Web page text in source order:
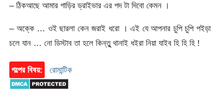
– ঠিকআছে আমার গাড়ির ড্রাইভার এর পদ টা দিবো কেমন ।
– অক্কে … ওই ছারলা কেন জরাই ধরো । এই যে আপনার চুপি চুপি পইড়া
চলে যান … নো ডিস্টাব তা হলে কিন্তুু থানাই ধইরা নিয়া যাইব হি হি হি !
গল্পের বিষয়: রোমান্টিক